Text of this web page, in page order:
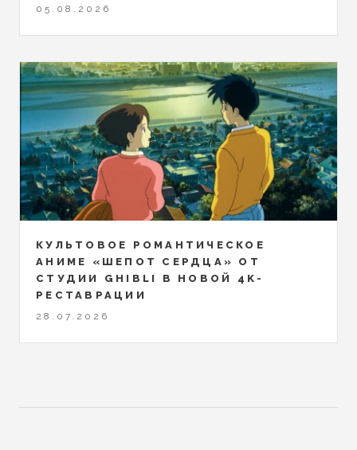
05.08.2026
КУЛЬТОВОЕ РОМАНТИЧЕСКОЕ
АНИМЕ «ШЕПОТ СЕРДЦА» ОТ
СТУДИИ GHIBLI В НОВОЙ 4K-
РЕСТАВРАЦИИ
28.07.2026